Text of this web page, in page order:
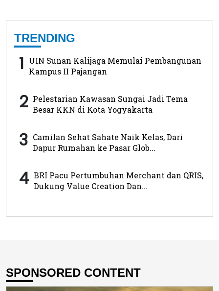
TRENDING
1 UIN Sunan Kalijaga Memulai Pembangunan
Kampus II Pajangan
2 Pelestarian Kawasan Sungai Jadi Tema
Besar KKN di Kota Yogyakarta
3 Camilan Sehat Sahate Naik Kelas, Dari
Dapur Rumahan ke Pasar Glob...
4 BRI Pacu Pertumbuhan Merchant dan QRIS,
Dukung Value Creation Dan...
SPONSORED CONTENT